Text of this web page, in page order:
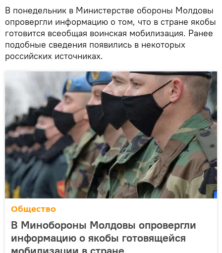
В понедельник в Министерстве обороны Молдовы
опровергли информацию о том, что в стране якобы
готовится ​​всеобщая воинская мобилизация. Ранее
подобные сведения появились в некоторых
российских источниках.
Общество
В Минобороны Молдовы опровергли
информацию о якобы готовящейся